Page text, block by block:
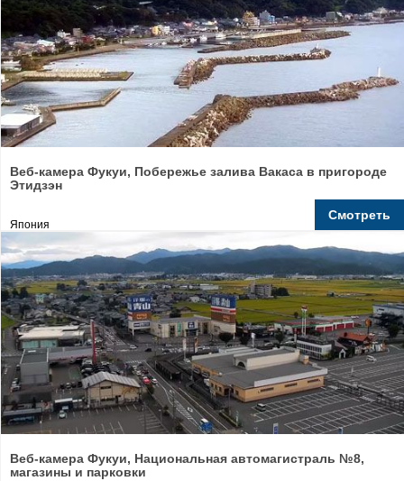
Веб-камера Фукуи, Побережье залива Вакаса в пригороде
Этидзэн
Япония
Смотреть
Веб-камера Фукуи, Национальная автомагистраль №8,
магазины и парковки